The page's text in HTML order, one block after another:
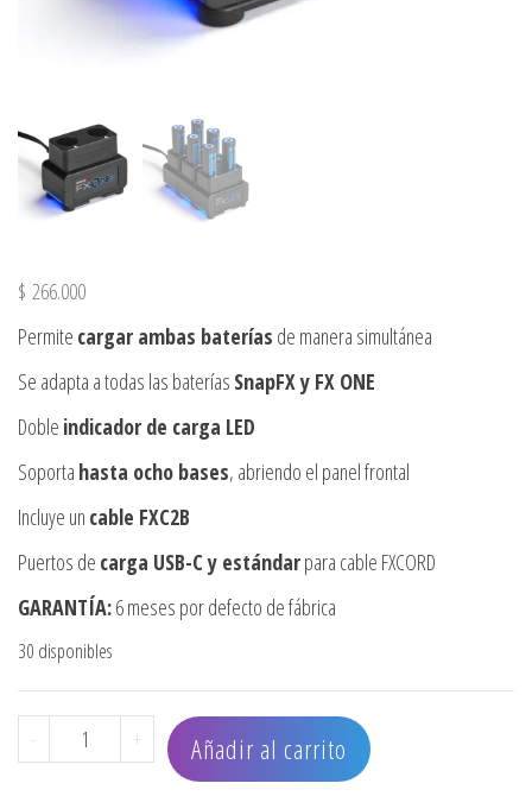
$ 266.000
Permite cargar ambas baterías de manera simultánea
Se adapta a todas las baterías SnapFX y FX ONE
Doble indicador de carga LED
Soporta hasta ocho bases, abriendo el panel frontal
Incluye un cable FXC2B
Puertos de carga USB-C y estándarpara cable FXCORD
GARANTÍA:6 meses por defecto de fábrica
30 disponibles
- BASE DE CARGA DOBLE BABYLISSPRO FX ONE cantidad
+ Añadir al carrito